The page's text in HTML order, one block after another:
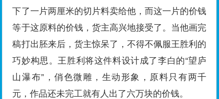
下了一片两厘米的切片料卖给他，而这一片的价钱
等于这原料的价钱，货主高兴地接受了。当他画完
稿打出胚来后，货主惊呆了，不得不佩服王胜利的
巧妙构思。王胜利将这件料设计成了李白的“望庐
山瀑布”，俏色微雕，生动形象，原料只有两千
元，作品还未完工就有人出了六万块的价钱。